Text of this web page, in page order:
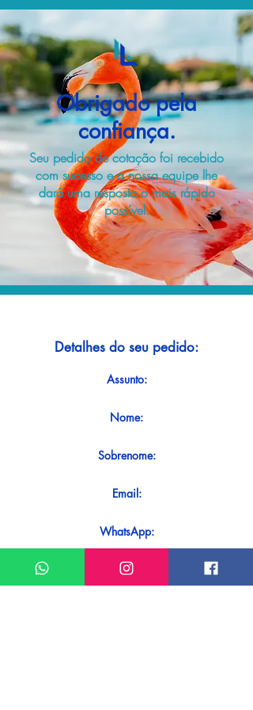
Obrigado pela
confiança.
Seu pedido de cotação foi recebido
com sucesso e a nossa equipe lhe
dará uma resposta o mais rápido
possível.
Detalhes do seu pedido:
Assunto:
Nome:
Sobrenome:
Email:
WhatsApp:
Mensagem: